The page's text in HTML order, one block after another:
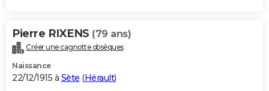
Pierre RIXENS (79 ans)
Créer une cagnotte obsèques
Naissance
22/12/1915 à Sète (Hérault)